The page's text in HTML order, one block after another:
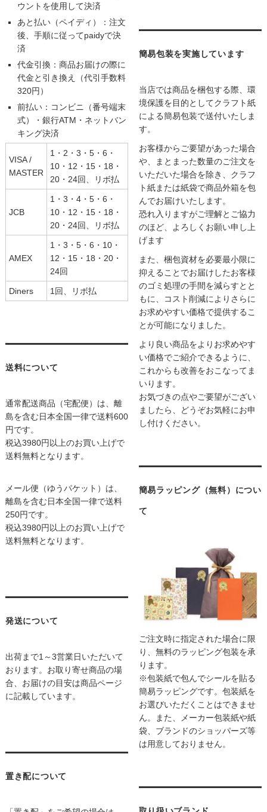
ウントを使用して決済
あと払い（ペイディ）：注文
後、手順に従ってpaidyで決
済
代金引換：商品お届けの際に
代金と引き換え（代引手数料
320円）
前払い：コンビニ（番号端末
式）・銀行ATM・ネットバン
キング決済
VISA /
MASTER
1・2・3・5・6・
10・12・15・18・
20・24回、リボ払
JCB
1・3・4・5・6・
10・12・15・18・
20・24回、リボ払
AMEX
1・3・5・6・10・
12・15・18・20・
24回
Diners 1回、リボ払
送料について
通常配送商品（宅配便）は、離
島を含む日本全国一律で送料600
円です。
税込3980円以上のお買い上げで
送料無料となります。
メール便（ゆうパケット）は、
離島を含む日本全国一律で送料
250円です。
税込3980円以上のお買い上げで
送料無料となります。
発送について
出荷まで1～3営業日いただいて
おります。お取り寄せ商品の場
合、お届けの目安は商品ページ
に記載しています。
置き配について
簡易包装を実施しています
当店では商品を梱包する際、環
境保護を目的としてクラフト紙
による簡易包装で送付いたしま
す。
お客様からご要望があった場合
や、まとまった数量のご注文を
いただいた場合を除き、クラフ
ト紙または紙袋で商品外箱を包
んでお届けいたします。
恐れ入りますがご理解とご協力
のほど、よろしくお願い申し上
げます
また、梱包資材を必要最小限に
抑えることでお届けしたお客様
のゴミ処理の手間を減らすとと
もに、コスト削減によりさらに
お求めやすい価格で提供するこ
とが可能になりました。
より良い商品をよりお求めやす
い価格でご紹介できるように、
これからも改善をおこなってま
いります。
お気づきの点やご要望がござい
ましたら、どうぞお気軽にお申
し付けください。
簡易ラッピング（無料）につい
て
ご注文時に指定された場合に限
り、無料のラッピング包装を承
ります。
※包装紙で包んでシールを貼る
簡易ラッピングです。包装紙を
お選びいただくことはできませ
ん。また、メーカー包装紙や紙
袋、ブランドのショッパーズ等
は用意しておりません。